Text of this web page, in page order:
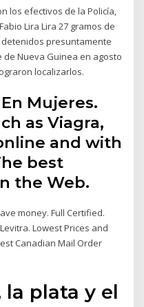
los efectivos de la Policía,
Lira Lira 27 gramos de
presuntamente
Nueva Guinea en agosto
localizarlos.
Mujeres.
as Viagra,
and with
best
the Web.
money. Full Certified.
Lowest Prices and
Canadian Mail Order
la plata y el